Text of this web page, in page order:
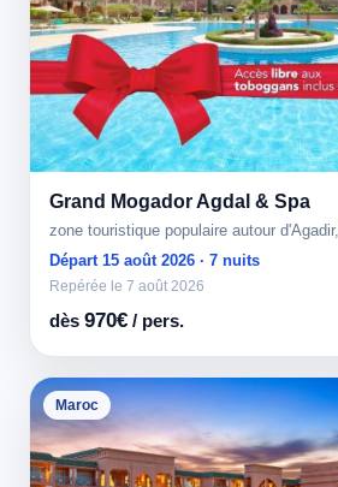
Grand Mogador Agdal & Spa
zone touristique populaire autour
Départ 15 août 2026 · 7 nuits
Repérée le 7 août 2026
dès 970€ / pers.
Maroc